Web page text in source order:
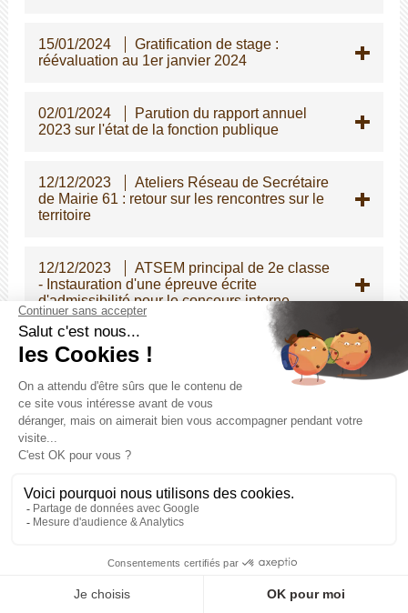
15/01/2024
Gratification de stage :
réévaluation au 1er janvier 2024
02/01/2024
Parution du rapport annuel
2023 sur l'état de la fonction publique
12/12/2023
Ateliers Réseau de Secrétaire
de Mairie 61 : retour sur les rencontres sur le
territoire
12/12/2023
ATSEM principal de 2e classe
- Instauration d'une épreuve écrite
d'admissibilité pour le concours interne
05/12/2023
Modifications des dispositions
indiciaires applicables à certains cadres
d'emplois de la police municipale
04/12/2023
seconde
28/11/2023
Guide pratique relatif à la prise
en charge par les employeurs publics des
23/11/2023
Signature d'une charte pour